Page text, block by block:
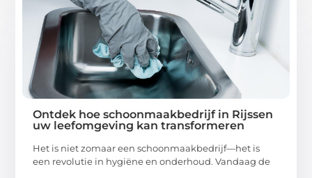
Ontdek hoe schoonmaakbedrijf in Rijssen
uw leefomgeving kan transformeren
Het is niet zomaar een schoonmaakbedrijf—het is
een revolutie in hygiëne en onderhoud. Vandaag de